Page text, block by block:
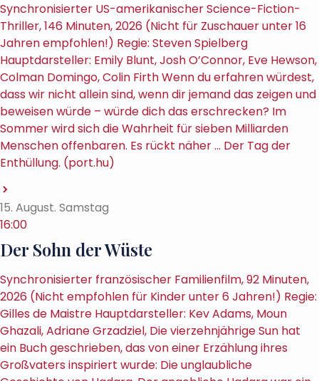
Synchronisierter US-amerikanischer Science-Fiction-
Thriller, 146 Minuten, 2026 (Nicht für Zuschauer unter 16
Jahren empfohlen!) Regie: Steven Spielberg
Hauptdarsteller: Emily Blunt, Josh O’Connor, Eve Hewson,
Colman Domingo, Colin Firth Wenn du erfahren würdest,
dass wir nicht allein sind, wenn dir jemand das zeigen und
beweisen würde – würde dich das erschrecken? Im
Sommer wird sich die Wahrheit für sieben Milliarden
Menschen offenbaren. Es rückt näher … Der Tag der
Enthüllung. (port.hu)
15. August. Samstag
16:00
Der Sohn der Wüste
Synchronisierter französischer Familienfilm, 92 Minuten,
2026 (Nicht empfohlen für Kinder unter 6 Jahren!) Regie:
Gilles de Maistre Hauptdarsteller: Kev Adams, Moun
Ghazali, Adriane Grzadziel, Die vierzehnjährige Sun hat
ein Buch geschrieben, das von einer Erzählung ihres
Großvaters inspiriert wurde: Die unglaubliche